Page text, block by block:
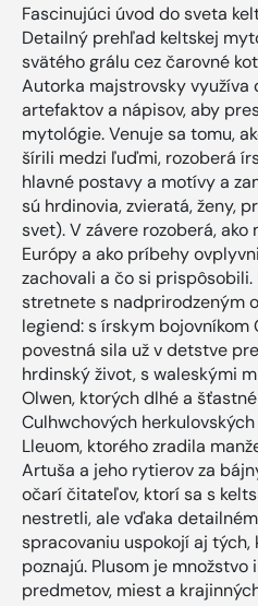
Fascinujúci úvod do sveta
Detailný prehľad keltskej
svätého grálu cez čarovné
Autorka majstrovsky využíva
artefaktov a nápisov, aby
mytológie. Venuje sa tomu,
šírili medzi ľuďmi, rozoberá
hlavné postavy a motívy a
sú hrdinovia, zvieratá, ženy,
svet). V závere rozoberá,
Európy a ako príbehy
zachovali a čo si
stretnete s nadprirodzeným
legiend: s írskym bojovníkom
povestná sila už v detstve
hrdinský život, s waleskými
Olwen, ktorých dlhé a
Culhwchových
Lleuom, ktorého zradila
Artuša a jeho rytierov za
očarí čitateľov, ktorí sa s
nestretli, ale vďaka
spracovaniu uspokojí aj
poznajú. Plusom je
predmetov, miest a